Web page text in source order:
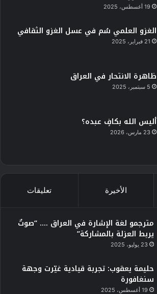
19 أغسطس، 2025
الغزو العلمي سُم في عسل الغزو الثقافي
21 فبراير، 2025
ظاهرة الانتحار في العراق
5 سبتمبر، 2025
أليس الله بكافٍ عبده؟
23 مارس، 2026
الأخيرة تعليقات
مترجمو لغة الإشارة في العراق …. “صوتٌ
يربط العزلة بالمشاركة”
23 يوليو، 2025
حليمة يعقوب: تجربة قيادية غيّرت وجهة
سنغافورة
19 أغسطس، 2025